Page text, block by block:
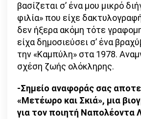
βασίζεται σ’ ένα μου μικρό
φιλία» που είχε
δεν ήξερα ακόμη τότε
είχα δημοσιεύσει σ’ ένα
την «Καμπύλη» στα 1978.
σχέση ζωής ολόκληρης.
-Σημείο αναφοράς σας
«Μετέωρο και Σκιά», μια
για τον ποιητή Ναπολέοντα